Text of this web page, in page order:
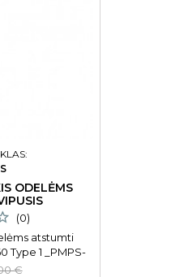
ODELĖMS
(0)
atstumti
Type 1 _PMPS-
€